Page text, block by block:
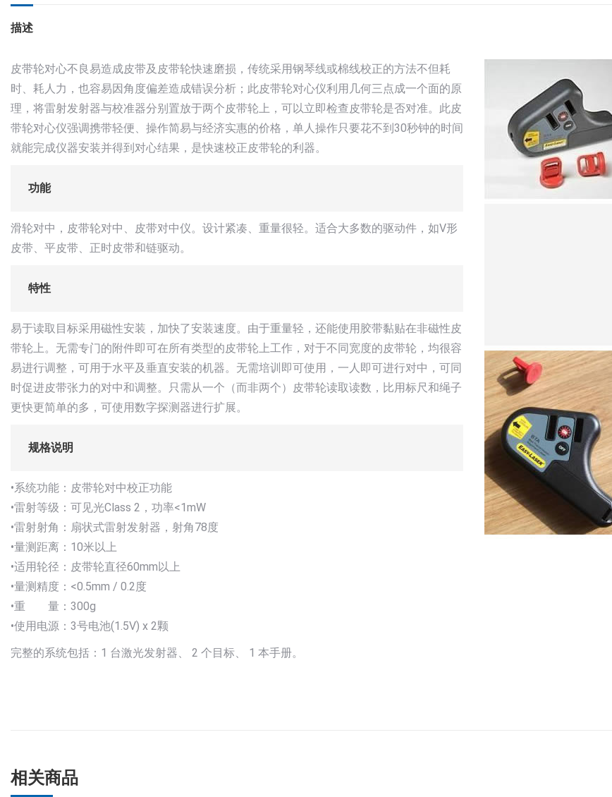
描述
皮带轮对心不良易造成皮带及皮带轮快速磨损，传统采用钢琴线或棉线校正的方法不但耗
时、耗人力，也容易因角度偏差造成错误分析；此皮带轮对心仪利用几何三点成一个面的原
理，将雷射发射器与校准器分别置放于两个皮带轮上，可以立即检查皮带轮是否对准。此皮
带轮对心仪强调携带轻便、操作简易与经济实惠的价格，单人操作只要花不到30秒钟的时间
就能完成仪器安装并得到对心结果，是快速校正皮带轮的利器。
功能
滑轮对中，皮带轮对中、皮带对中仪。设计紧凑、重量很轻。适合大多数的驱动件，如V形
皮带、平皮带、正时皮带和链驱动。
特性
易于读取目标采用磁性安装，加快了安装速度。由于重量轻，还能使用胶带黏贴在非磁性皮
带轮上。无需专门的附件即可在所有类型的皮带轮上工作，对于不同宽度的皮带轮，均很容
易进行调整，可用于水平及垂直安装的机器。无需培训即可使用，一人即可进行对中，可同
时促进皮带张力的对中和调整。只需从一个（而非两个）皮带轮读取读数，比用标尺和绳子
更快更简单的多，可使用数字探测器进行扩展。
规格说明
•系统功能：皮带轮对中校正功能
•雷射等级：可见光Class 2，功率<1mW
•雷射射角：扇状式雷射发射器，射角78度
•量测距离：10米以上
•适用轮径：皮带轮直径60mm以上
•量测精度：<0.5mm / 0.2度
•重 量：300g
•使用电源：3号电池(1.5V) x 2颗
完整的系统包括：1 台激光发射器、 2 个目标、 1 本手册。
相关商品